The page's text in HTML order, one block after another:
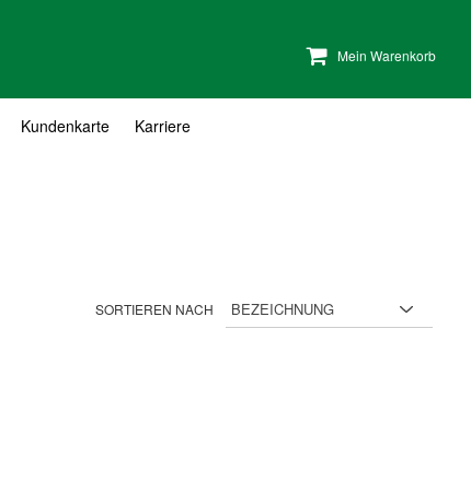
Mein Warenkorb
Kundenkarte Karriere
SORTIEREN NACH